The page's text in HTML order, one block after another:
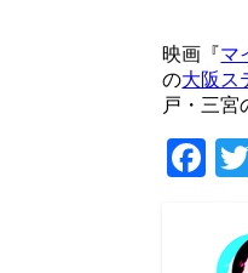
映画『マ
の大阪ス
戸・三宮